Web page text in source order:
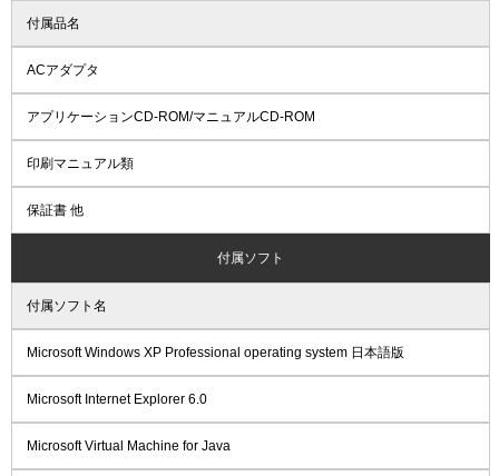
付属品名
ACアダプタ
アプリケーションCD-ROM/マニュアルCD-ROM
印刷マニュアル類
保証書 他
付属ソフト
付属ソフト名
Microsoft Windows XP Professional operating system 日本語版
Microsoft Internet Explorer 6.0
Microsoft Virtual Machine for Java